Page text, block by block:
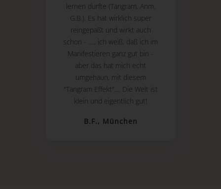
lernen durfte (Tangram, Anm.
G.B.). Es hat wirklich super
reingepaßt und wirkt auch
schon - ...., ich weiß, daß ich im
Manifestieren ganz gut bin -
aber das hat mich echt
umgehaun, mit diesem
"Tangram Effekt".... Die Welt ist
klein und eigentlich gut!
B.F., München